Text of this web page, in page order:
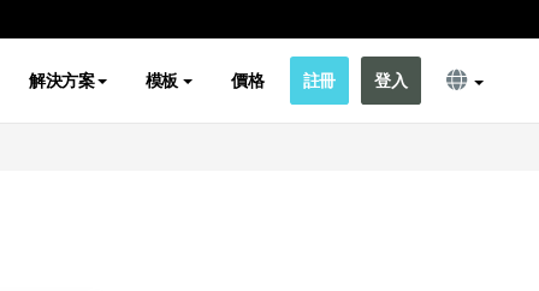
解決方案 模板 價格 註冊 登入